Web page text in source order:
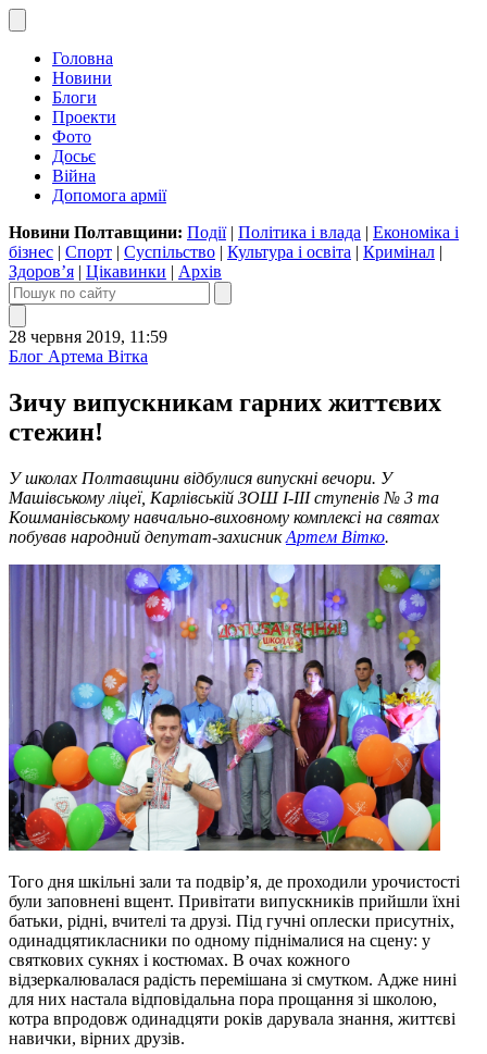
Головна
Новини
Блоги
Проекти
Фото
Досьє
Війна
Допомога армії
Новини Полтавщини: Події| Політика і влада | Економіка і
бізнес | Спорт | Суспільство | Культура і освіта | Кримінал |
Здоров’я | Цікавинки | Архів
28 червня 2019, 11:59
Блог Артема Вітка
Зичу випускникам гарних життєвих
стежин!
У школах Полтавщини відбулися випускні вечори. У
Машівському ліцеї, Карлівській ЗОШ І-ІІІ ступенів № 3 та
Кошманівському навчально-виховному комплексі на святах
побував народний депутат-захисникАртем Вітко.
Того дня шкільні зали та подвір’я, де проходили урочистості
були заповнені вщент. Привітати випускників прийшли їхні
батьки, рідні, вчителі та друзі. Під гучні оплески присутніх,
одинадцятикласники по одному піднімалися на сцену: у
святкових сукнях і костюмах. В очах кожного
відзеркалювалася радість перемішана зі смутком. Адже нині
для них настала відповідальна пора прощання зі школою,
котра впродовж одинадцяти років дарувала знання, життєві
навички, вірних друзів.